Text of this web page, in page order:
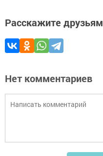
Расскажите друзьям
Нет комментариев